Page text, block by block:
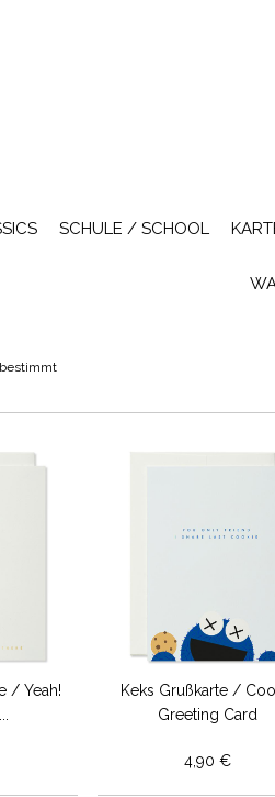
SCHULE / SCHOOL
/ Yeah!
Keks Grußkarte /
Greeting Card
4,90 €